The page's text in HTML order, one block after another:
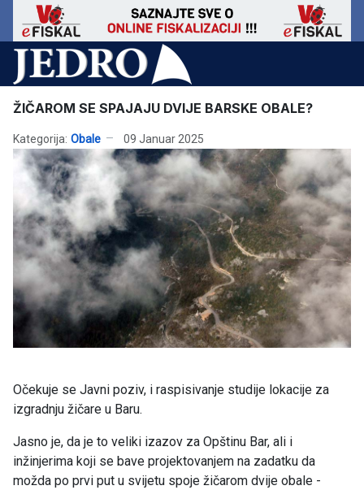
ŽIČAROM SE SPAJAJU DVIJE BARSKE OBALE?
Kategorija: Obale 09 Januar 2025
Očekuje se Javni poziv, i raspisivanje studije lokacije za
izgradnju žičare u Baru.
Jasno je, da je to veliki izazov za Opštinu Bar, ali i
inžinjerima koji se bave projektovanjem na zadatku da
možda po prvi put u svijetu spoje žičarom dvije obale -